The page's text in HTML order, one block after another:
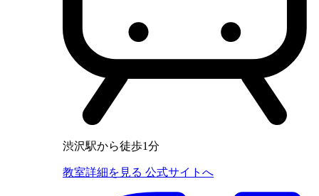
渋沢駅から徒歩1分
教室詳細を見る 公式サイトへ